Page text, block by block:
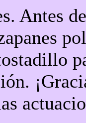
Antes